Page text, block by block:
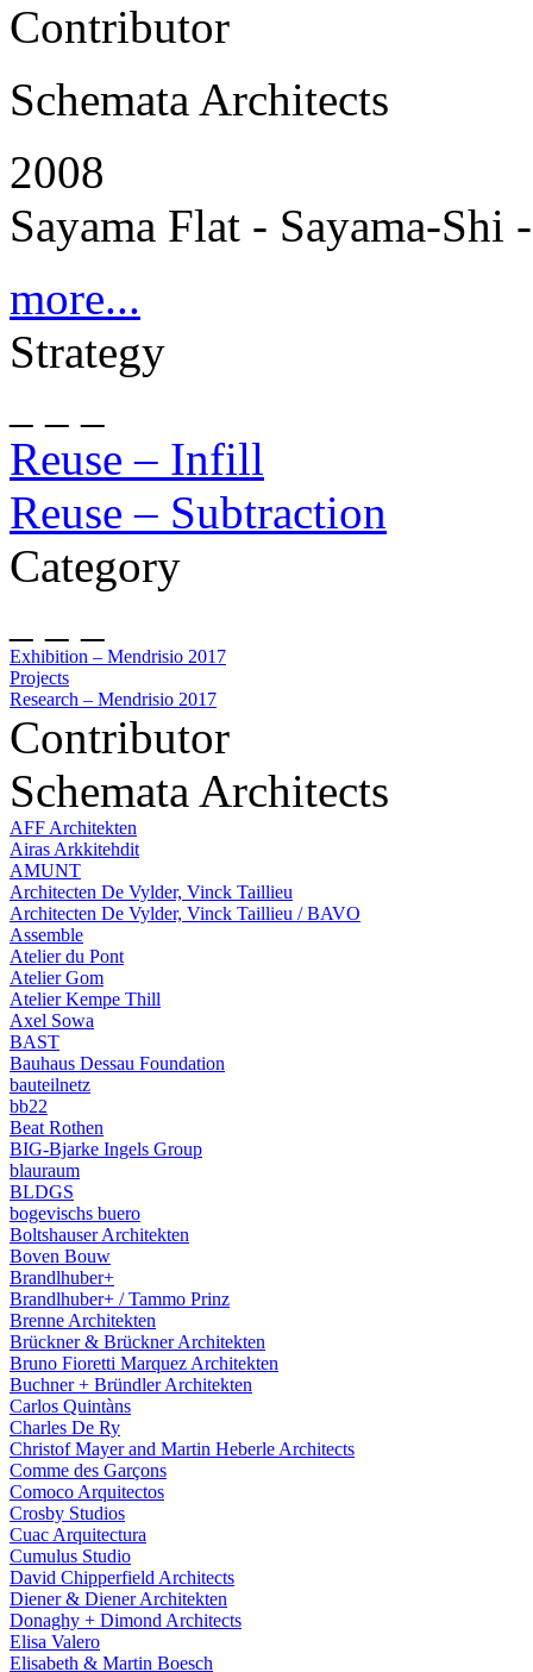
Contributor
Schemata Architects
2008
Sayama Flat - Sayama-Shi
more...
Strategy
Reuse – Infill
Reuse – Subtraction
Category
Exhibition – Mendrisio 2017
Projects
Research – Mendrisio 2017
Contributor
Schemata Architects
AFF Architekten
Airas Arkkitehdit
AMUNT
Architecten De Vylder, Vinck Taillieu
Architecten De Vylder, Vinck Taillieu / BAVO
Assemble
Atelier du Pont
Atelier Gom
Atelier Kempe Thill
Axel Sowa
BAST
Bauhaus Dessau Foundation
bauteilnetz
bb22
Beat Rothen
BIG-Bjarke Ingels Group
blauraum
BLDGS
bogevischs buero
Boltshauser Architekten
Boven Bouw
Brandlhuber+
Brandlhuber+ / Tammo Prinz
Brenne Architekten
Brückner & Brückner Architekten
Bruno Fioretti Marquez Architekten
Buchner + Bründler Architekten
Carlos Quintàns
Charles De Ry
Christof Mayer and Martin Heberle Architects
Comme des Garçons
Comoco Arquitectos
Crosby Studios
Cuac Arquitectura
Cumulus Studio
David Chipperfield Architects
Diener & Diener Architekten
Donaghy + Dimond Architects
Elisa Valero
Elisabeth & Martin Boesch